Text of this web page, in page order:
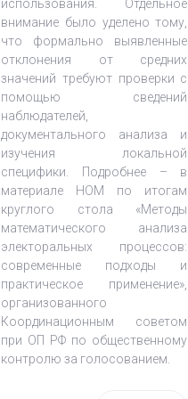
использования. Отдельное
внимание было уделено тому,
что формально выявленные
отклонения от средних
значений требуют проверки с
помощью сведений
наблюдателей,
документального анализа и
изучения локальной
специфики. Подробнее – в
материале НОМ по итогам
круглого стола «Методы
математического анализа
электоральных процессов:
современные подходы и
практическое применение»,
организованного
Координационным советом
при ОП РФ по общественному
контролю за голосованием.